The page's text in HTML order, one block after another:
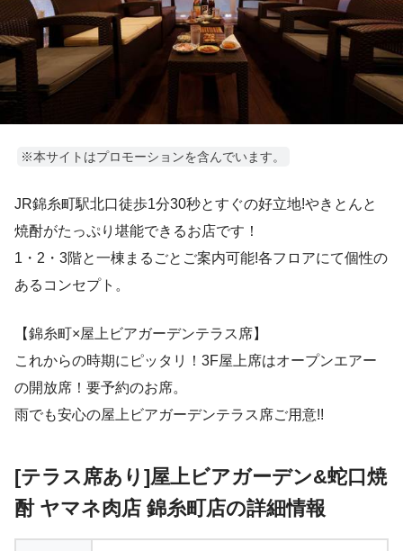
※本サイトはプロモーションを含んでいます。
JR錦糸町駅北口徒歩1分30秒とすぐの好立地!やきとんと
焼酎がたっぷり堪能できるお店です！
1・2・3階と一棟まるごとご案内可能!各フロアにて個性の
あるコンセプト。
【錦糸町×屋上ビアガーデンテラス席】
これからの時期にピッタリ！3F屋上席はオープンエアー
の開放席！要予約のお席。
雨でも安心の屋上ビアガーデンテラス席ご用意!!
[テラス席あり]屋上ビアガーデン&蛇口焼
酎 ヤマネ肉店 錦糸町店の詳細情報